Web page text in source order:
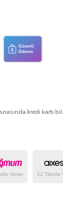
kredi kartı